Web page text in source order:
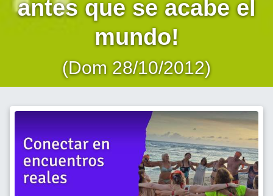
antes que se acabe el
mundo!
(Dom 28/10/2012)